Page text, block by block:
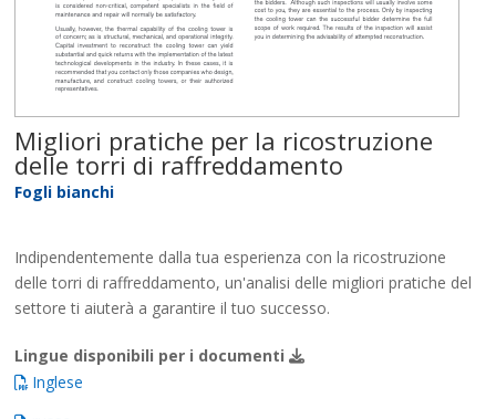
Migliori pratiche per la ricostruzione
delle torri di raffreddamento
Fogli bianchi
Indipendentemente dalla tua esperienza con la ricostruzione
delle torri di raffreddamento, un'analisi delle migliori pratiche del
settore ti aiuterà a garantire il tuo successo.
Lingue disponibili per i documenti
Inglese